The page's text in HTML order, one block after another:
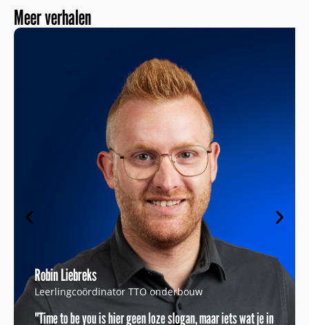
Meer verhalen
Robin Liebreks
Leerlingcoördinator TTO onderbouw
"Time to be you is hier geen loze slogan, maar iets wat je in